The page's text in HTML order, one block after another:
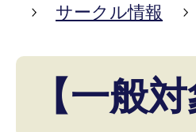
サークル情報
【一般